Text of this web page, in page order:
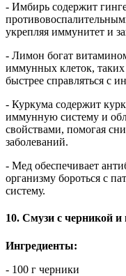
- Имбирь содержит
укрепляя иммунитет и
- Лимон богат
иммунных клеток,
быстрее справляться с
- Куркума содержит
иммунную систему и
свойствами, помогая
заболеваний.
- Мед обеспечивает
организму бороться с
систему.
10. Смузи с черникой
Ингредиенты:
- 100 г черники